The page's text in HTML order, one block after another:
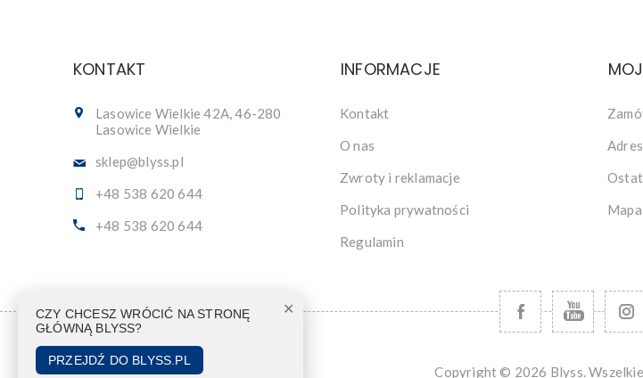
KONTAKT
Lasowice Wielkie 42A, 46-280
Lasowice Wielkie
sklep@blyss.pl
+48 538 620 644
+48 538 620 644
INFORMACJE
Kontakt
O nas
Zwroty i reklamacje
Polityka prywatności
Regulamin
Copyright © 2026 Blyss.
✕
CZY CHCESZ WRÓCIĆ NA STRONĘ
GŁÓWNĄ BLYSS?
PRZEJDŹ DO BLYSS.PL